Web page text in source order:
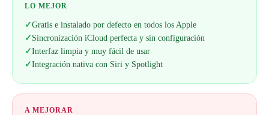
LO MEJOR
✓Gratis e instalado por defecto en todos los Apple
✓ Sincronización iCloud perfecta y sin configuración
✓Interfaz limpia y muy fácil de usar
✓Integración nativa con Siri y Spotlight
A MEJORAR